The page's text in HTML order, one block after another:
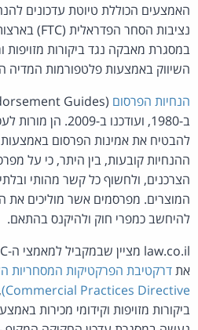
האמצעים הכוללת טיוטת עדכונים
במסגרת מאבקה נגד ביקורות מזויפות
השיווק באמצעות פלטפורמות המדיה
הנחיות הפרסום
ב-1980, ועודכנו ב-
להבטיח את אמינות הפרסום באמצעות
ההנחיות קובעות, בין היתר, כי על
הצרכנים, ולחשוף כל קשר מהותי ובלתי
המוצרים. מפרסמים אשר מוליכים את
להיחשב כמפרי חוק ולהיקנס בהתאם.
את
Commercial Practices Directive)
ביקורות מזויפות וקידומי מכירות